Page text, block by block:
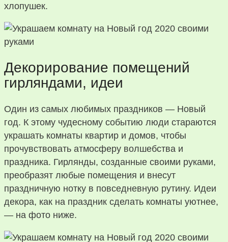
хлопушек.
Декорирование помещений
гирляндами, идеи
Один из самых любимых праздников — Новый
год. К этому чудесному событию люди стараются
украшать комнаты квартир и домов, чтобы
прочувствовать атмосферу волшебства и
праздника. Гирлянды, созданные своими руками,
преобразят любые помещения и внесут
праздничную нотку в повседневную рутину. Идеи
декора, как на праздник сделать комнаты уютнее,
— на фото ниже.